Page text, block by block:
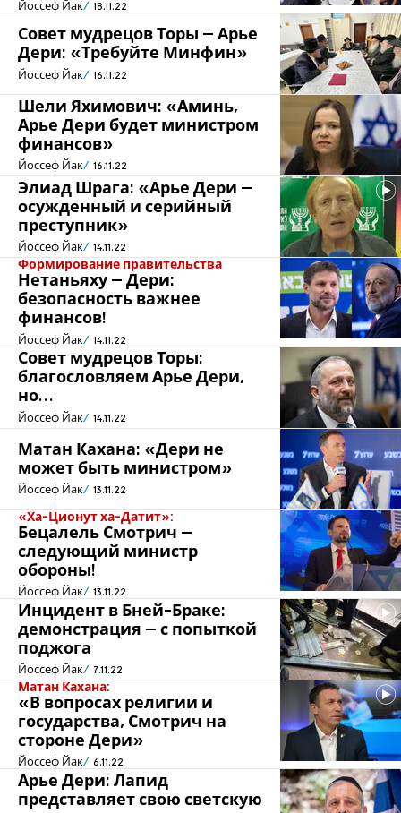
Йоссеф Йак 18.11.22
Совет мудрецов Торы – Арье
Дери: «Требуйте Минфин»
Йоссеф Йак 16.11.22
Шели Яхимович: «Аминь,
Арье Дери будет министром
финансов»
Йоссеф Йак 16.11.22
Элиад Шрага: «Арье Дери –
осужденный и серийный
преступник»
Йоссеф Йак 14.11.22
Формирование правительства
Нетаньяху – Дери:
безопасность важнее
финансов!
Йоссеф Йак 14.11.22
Совет мудрецов Торы:
благословляем Арье Дери,
но…
Йоссеф Йак 14.11.22
Матан Кахана: «Дери не
может быть министром»
Йоссеф Йак 13.11.22
«Ха-Ционут ха-Датит»:
Бецалель Смотрич –
следующий министр
обороны!
Йоссеф Йак 13.11.22
Инцидент в Бней-Браке:
демонстрация – с попыткой
поджога
Йоссеф Йак 7.11.22
Матан Кахана:
«В вопросах религии и
государства, Смотрич на
стороне Дери»
Йоссеф Йак 6.11.22
Арье Дери: Лапид
представляет свою светскую